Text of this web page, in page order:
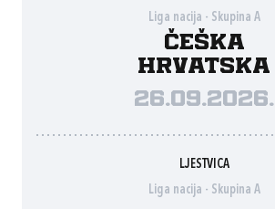
Liga nacija - Skupina A
Češka
Hrvatska
26.09.2026.
LJESTVICA
Liga nacija - Skupina A